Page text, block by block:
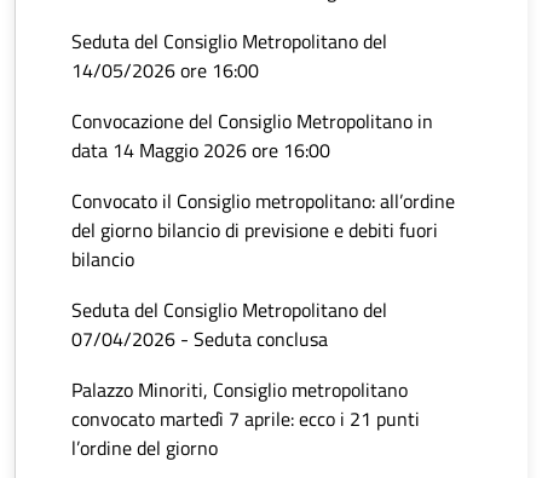
Seduta del Consiglio Metropolitano del
14/05/2026 ore 16:00
Convocazione del Consiglio Metropolitano in
data 14 Maggio 2026 ore 16:00
Convocato il Consiglio metropolitano: all’ordine
del giorno bilancio di previsione e debiti fuori
bilancio
Seduta del Consiglio Metropolitano del
07/04/2026 - Seduta conclusa
Palazzo Minoriti, Consiglio metropolitano
convocato martedì 7 aprile: ecco i 21 punti
l’ordine del giorno